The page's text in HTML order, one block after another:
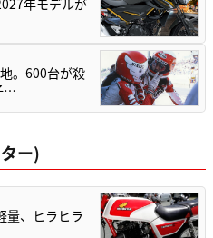
。600台が殺
…
ー)
量、ヒラヒラ